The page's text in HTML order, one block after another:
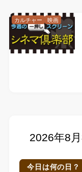
カルチャー 映画
今日は何の日？